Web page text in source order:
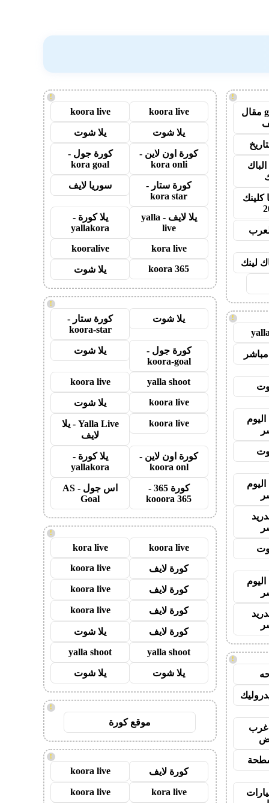
!
guest post مقال
كلينك
لينك
!
!
!
koora live
koora live
يلا شوت يلا شوت
كورة اون لاين -
kora onli
كورة جول -
kora goal
كورة ستار -
kora star
سوريا لايف
يلا لايف - yalla
live
يلا كورة -
yallakora
kora live
kooralive
koora 365
يلا شوت
!
يلا شوت
كورة ستار -
koora-star
كورة جول -
koora-goal
يلا شوت
yalla shoot
koora live
koora live
يلا شوت
koora live
Yalla Live - يلا
لايف
كورة اون لاين -
koora onl
يلا كورة -
yallakora
كورة 365 -
kooora 365
اس جول - AS
Goal
!
koora live
kora live
كورة لايف koora live
كورة لايف koora live
كورة لايف koora live
كورة لايف
يلا شوت
yalla shoot
yalla shoot
يلا شوت يلا شوت
!
موقع كورة
!
كورة لايف koora live
kora live
koora live